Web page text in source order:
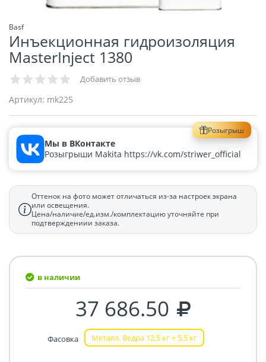
Basf
Инъекционная гидроизоляция
MasterInject 1380
Добавить отзыв
Артикул: mk225
Розыгрыш
Мы в ВКонтакте
Розыгрыши Makita https://vk.com/striwer_official
Оттенок на фото может отличаться из-за настроек экрана
или освещения.
Цена/наличие/ед.изм./комплектацию уточняйте при
подтверждениии заказа.
в наличии
37 686.50
Фасовка Металл. Ведра 12,5 кг + 5,5 кг